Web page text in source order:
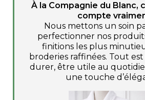
À la Compagnie du Blanc,
compte
Nous mettons un soin
perfectionner nos
finitions les plus
broderies raffinées. Tout
durer, être utile au
une touche